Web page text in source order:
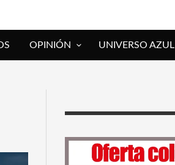
OPINIÓN UNIVERSO AZUL